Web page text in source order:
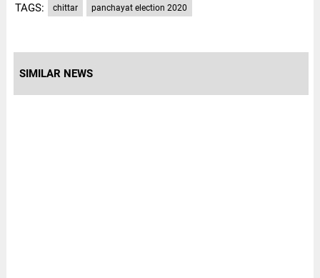
TAGS: chittar panchayat election 2020
SIMILAR NEWS